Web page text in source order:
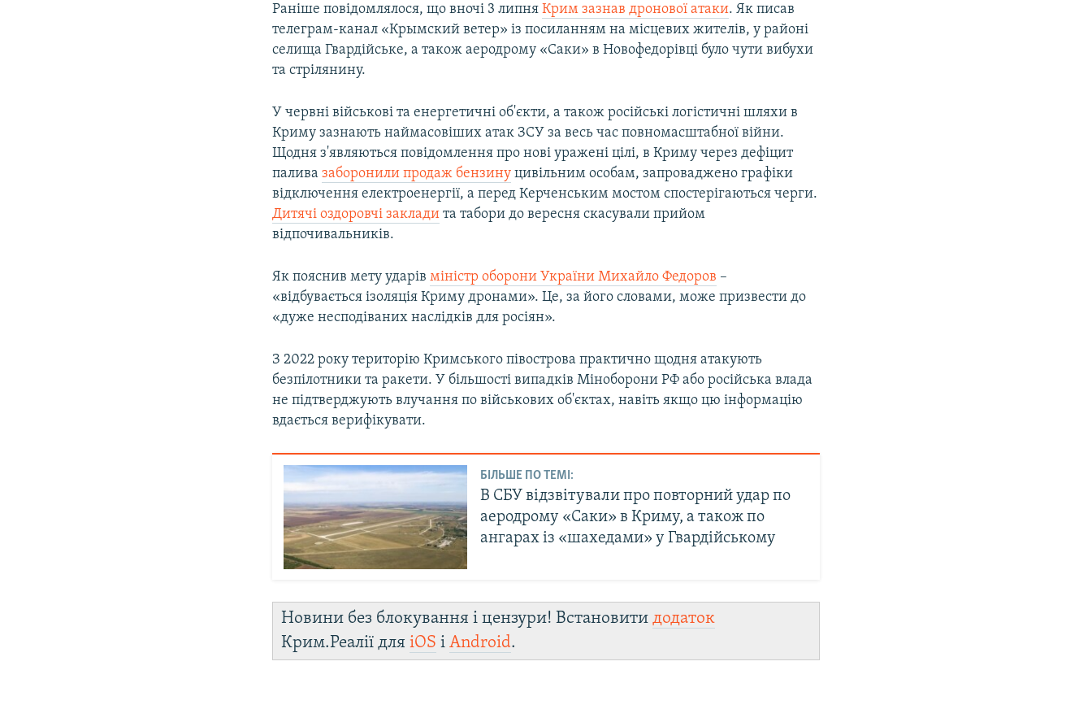
Раніше повідомлялося, що вночі 3 липняКрим зазнав дронової атаки. Як писав
телеграм-канал «Крымский ветер» із посиланням на місцевих жителів, у районі
селища Гвардійське, а також аеродрому «Саки» в Новофедорівці було чути вибухи
та стрілянину.
У червні військові та енергетичні об'єкти, а також російські логістичні шляхи в
Криму зазнають наймасовіших атак ЗСУ за весь час повномасштабної війни.
Щодня з'являються повідомлення про нові уражені цілі, в Криму через дефіцит
паливазаборонили продаж бензину цивільним особам, запроваджено графіки
відключення електроенергії, а перед Керченським мостом спостерігаються черги.
Дитячі оздоровчі заклади та табори до вересня скасували прийом
відпочивальників.
Як пояснив мету ударівміністр оборони України Михайло Федоров –
«відбувається ізоляція Криму дронами». Це, за його словами, може призвести до
«дуже несподіваних наслідків для росіян».
З 2022 року територію Кримського півострова практично щодня атакують
безпілотники та ракети. У більшості випадків Міноборони РФ або російська влада
не підтверджують влучання по військових об'єктах, навіть якщо цю інформацію
вдається верифікувати.
БІЛЬШЕ ПО ТЕМІ:
В СБУ відзвітували про повторний удар по
аеродрому «Саки» в Криму, а також по
ангарах із «шахедами» у Гвардійському
Новини без блокування і цензури! Встановитидодаток
Крим.Реалії дляiOS іAndroid.